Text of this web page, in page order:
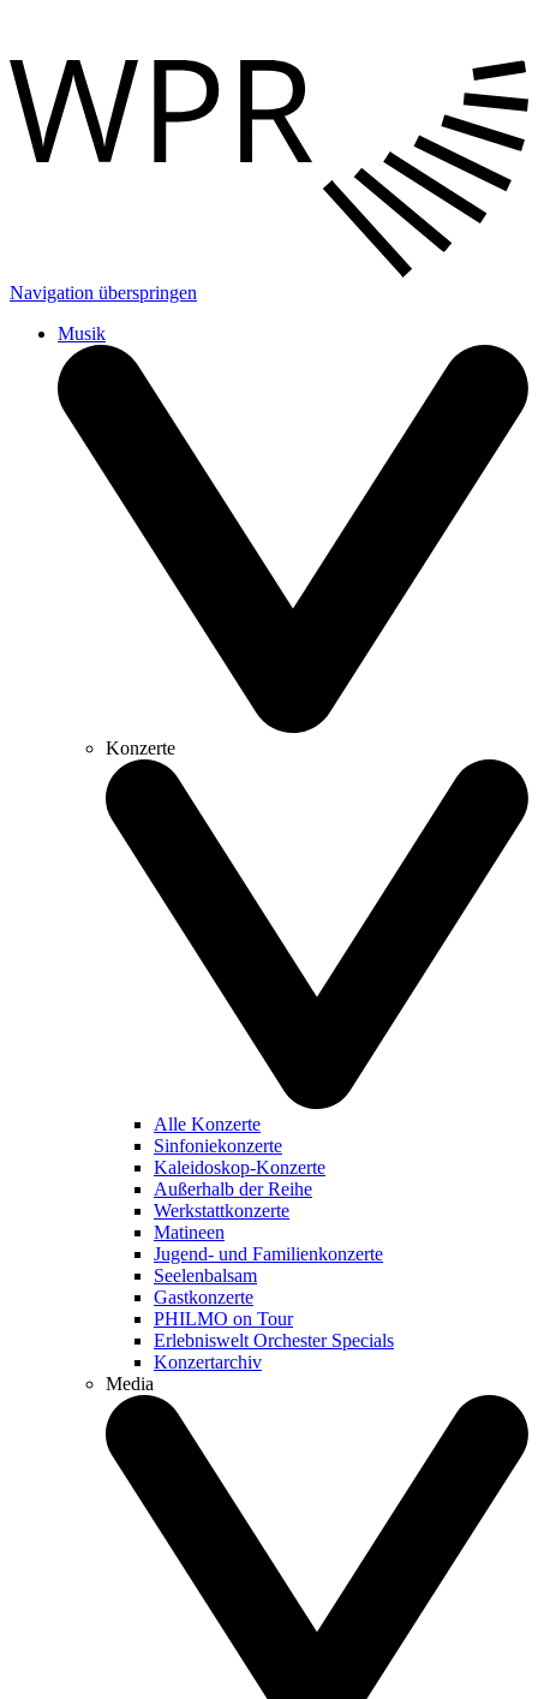
Navigation überspringen
Musik
Konzerte
Alle Konzerte
Sinfoniekonzerte
Kaleidoskop-Konzerte
Außerhalb der Reihe
Werkstattkonzerte
Matineen
Jugend- und Familienkonzerte
Seelenbalsam
Gastkonzerte
PHILMO on Tour
Erlebniswelt Orchester Specials
Konzertarchiv
Media